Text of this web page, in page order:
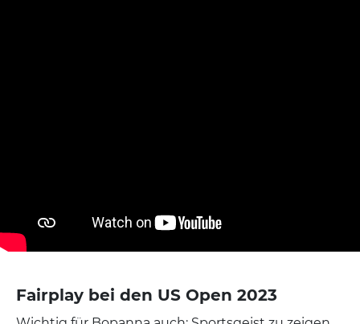
Fairplay bei den US Open 2023